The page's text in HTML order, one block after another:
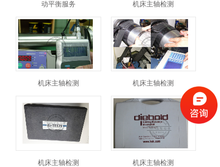
动平衡服务 机床主轴检测
机床主轴检测 机床主轴检测
机床主轴检测 机床主轴检测